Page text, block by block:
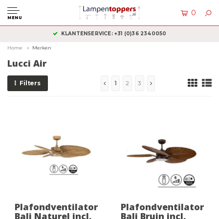
MENU
0
KLANTENSERVICE: +31 (0)36 2340050
Home Merken
Lucci Air
Filters 1 2 3
Plafondventilator
Bali Naturel incl.
Plafondventilator
Bali Bruin incl.